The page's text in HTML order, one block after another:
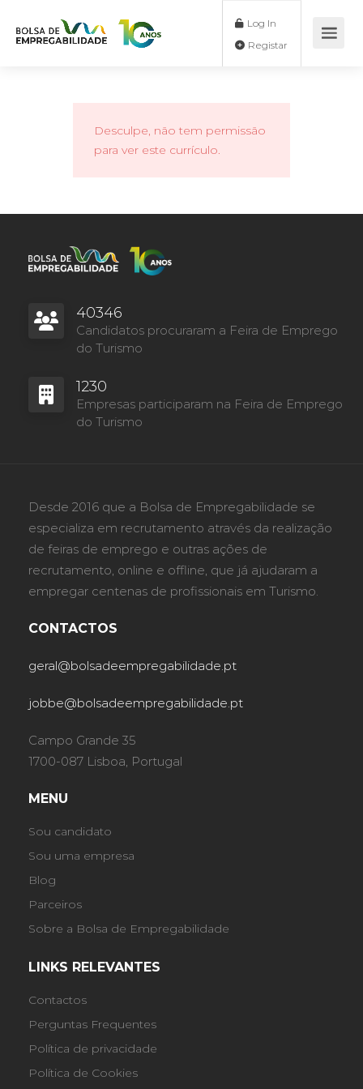
Log In
Desculpe, não tem permissão
para ver este currículo.
40346
Candidatos procuraram a Feira de Emprego
do Turismo
1230
Empresas participaram na Feira de Emprego
do Turismo
Desde 2016 que a Bolsa de Empregabilidade se
especializa em recrutamento através da realização
de feiras de emprego e outras ações de
recrutamento, online e offline, que já ajudaram a
empregar centenas de profissionais em Turismo.
CONTACTOS
geral@bolsadeempregabilidade.pt
jobbe@bolsadeempregabilidade.pt
Campo Grande 35
1700-087 Lisboa, Portugal
MENU
Sou candidato
Sou uma empresa
Blog
Parceiros
Sobre a Bolsa de Empregabilidade
LINKS RELEVANTES
Contactos
Perguntas Frequentes
Política de privacidade
Política de Cookies